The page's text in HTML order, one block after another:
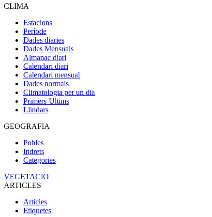
CLIMA
Estacions
Període
Dades diaries
Dades Mensuals
Almanac diari
Calendari diari
Calendari mensual
Dades normals
Climatologia per un dia
Primers-Ultims
Llindars
GEOGRAFIA
Pobles
Indrets
Categories
VEGETACIO
ARTICLES
Articles
Etiquetes